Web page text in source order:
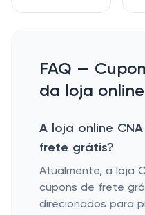
FAQ —
da loja
A loja online
frete grátis?
Atualmente, a loja
cupons de frete
direcionados para